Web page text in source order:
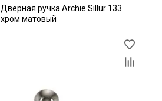
Дверная ручка Archie Sillur 133
хром матовый